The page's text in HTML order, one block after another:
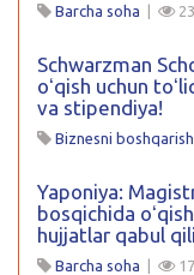
Barcha soha |
Schwarzman
oʻqish uchun
va stipendiya!
Biznesni boshqarish
Yaponiya:
bosqichida
hujjatlar qabul
Barcha soha |